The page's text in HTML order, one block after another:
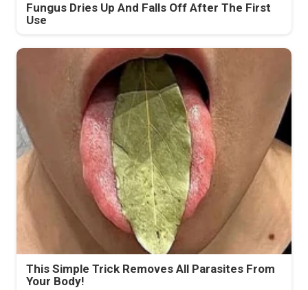
Fungus Dries Up And Falls Off After The First
Use
This Simple Trick Removes All Parasites From
Your Body!